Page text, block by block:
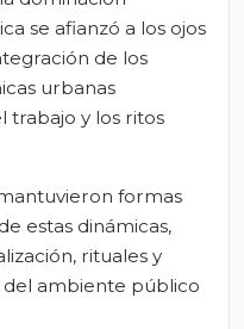
se afianzó a los ojos
de los
urbanas
trabajo y los ritos
formas
estas dinámicas,
rituales y
del ambiente público